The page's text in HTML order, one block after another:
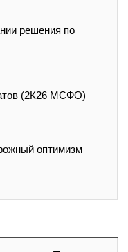
решения по
(2К26 МСФО)
оптимизм